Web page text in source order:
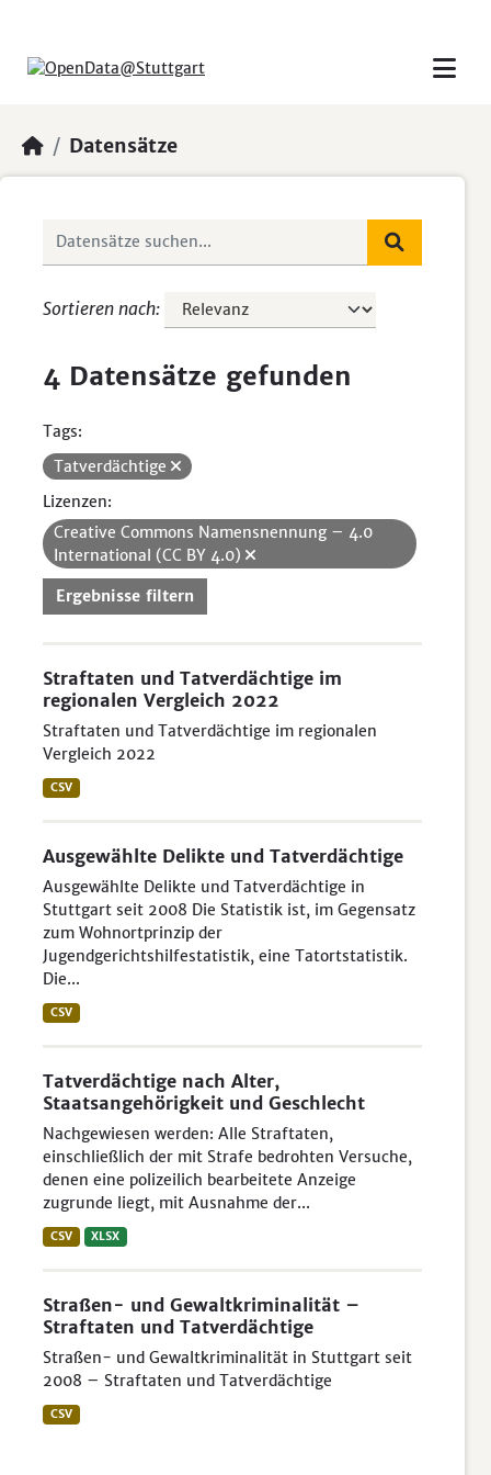
Datensätze
Sortieren nach
4 Datensätze gefunden
Tags:
Tatverdächtige
Lizenzen:
Creative Commons Namensnennung – 4.0
International (CC BY 4.0)
Ergebnisse filtern
Straftaten und Tatverdächtige im
regionalen Vergleich 2022
Straftaten und Tatverdächtige im regionalen
Vergleich 2022
CSV
Ausgewählte Delikte und Tatverdächtige
Ausgewählte Delikte und Tatverdächtige in
Stuttgart seit 2008 Die Statistik ist, im Gegensatz
zum Wohnortprinzip der
Jugendgerichtshilfestatistik, eine Tatortstatistik.
Die...
CSV
Tatverdächtige nach Alter,
Staatsangehörigkeit und Geschlecht
Nachgewiesen werden: Alle Straftaten,
einschließlich der mit Strafe bedrohten Versuche,
denen eine polizeilich bearbeitete Anzeige
zugrunde liegt, mit Ausnahme der...
CSV XLSX
Straßen- und Gewaltkriminalität –
Straftaten und Tatverdächtige
Straßen- und Gewaltkriminalität in Stuttgart seit
2008 – Straftaten und Tatverdächtige
CSV